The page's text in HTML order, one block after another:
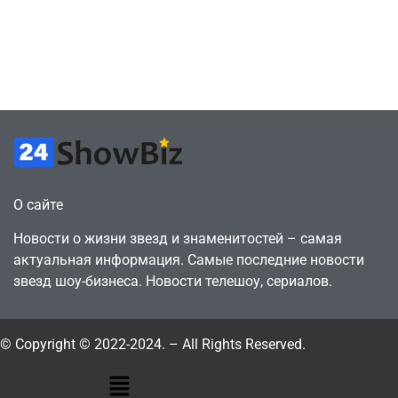
О сайте
Новости о жизни звезд и знаменитостей – самая
актуальная информация. Самые последние новости
звезд шоу-бизнеса. Новости телешоу, сериалов.
© Copyright © 2022-2024. – All Rights Reserved.